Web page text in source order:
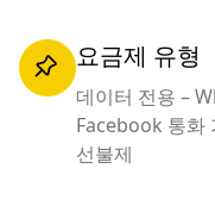
요금제 유형
데이터 전용 –
Facebook 통화
선불제